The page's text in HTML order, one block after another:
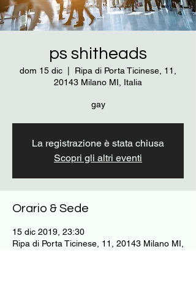
ps shitheads
dom 15 dic
Ripa di Porta Ticinese, 11,
20143 Milano MI, Italia
gay
La registrazione è stata chiusa
Scopri gli altri eventi
Orario & Sede
15 dic 2019, 23:30
Ripa di Porta Ticinese, 11, 20143 Milano MI,